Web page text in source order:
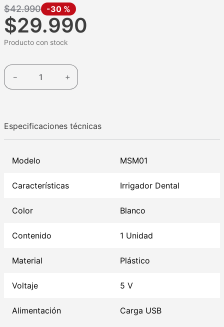
$42.990 -30 %
$29.990
Producto con stock
＋
－
Especificaciones técnicas
Modelo MSM01
Características Irrigador Dental
Color Blanco
Contenido 1 Unidad
Material Plástico
Voltaje 5 V
Alimentación Carga USB